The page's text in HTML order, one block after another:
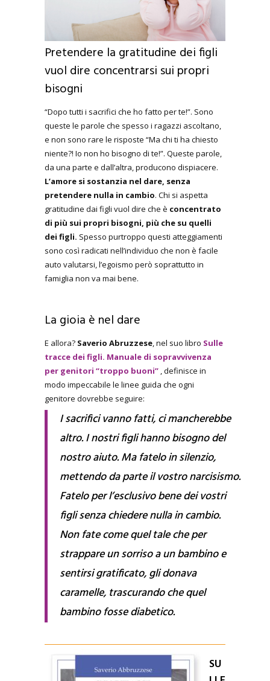
Pretendere la gratitudine dei figli
vuol dire concentrarsi sui propri
bisogni
“Dopo tutti i sacrifici che ho fatto per te!”. Sono
queste le parole che spesso i ragazzi ascoltano,
e non sono rare le risposte “Ma chi ti ha chiesto
niente?! Io non ho bisogno di te!”. Queste parole,
da una parte e dall’altra, producono dispiacere.
L’amore si sostanzia nel dare, senza
pretendere nulla in cambio. Chi si aspetta
gratitudine dai figli vuol dire che è concentrato
di più sui propri bisogni, più che su quelli
dei figli. Spesso purtroppo questi atteggiamenti
sono così radicati nell’individuo che non è facile
auto valutarsi, l’egoismo però soprattutto in
famiglia non va mai bene.
La gioia è nel dare
E allora? Saverio Abruzzese, nel suo libro Sulle
tracce dei figli. Manuale di sopravvivenza
per genitori “troppo buoni” , definisce in
modo impeccabile le linee guida che ogni
genitore dovrebbe seguire:
I sacrifici vanno fatti, ci mancherebbe
altro. I nostri figli hanno bisogno del
nostro aiuto. Ma fatelo in silenzio,
mettendo da parte il vostro narcisismo.
Fatelo per l’esclusivo bene dei vostri
figli senza chiedere nulla in cambio.
Non fate come quel tale che per
strappare un sorriso a un bambino e
sentirsi gratificato, gli donava
caramelle, trascurando che quel
bambino fosse diabetico.
SU